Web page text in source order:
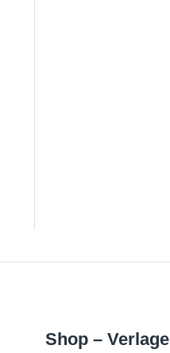
Shop – Verlage